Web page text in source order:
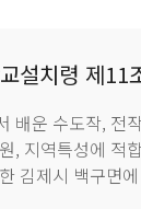
설치령 제
배운 수도작, 전
, 지역특성에 적
김제시 백구면